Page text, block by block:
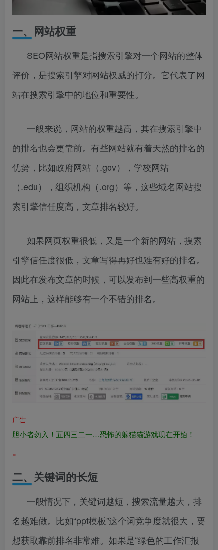
一、网站权重
SEO网站权重是指搜索引擎对一个网站的整体
评价，是搜索引擎对网站权威的打分。它代表了网
站在搜索引擎中的地位和重要性。
一般来说，网站的权重越高，其在搜索引擎中
的排名也会更靠前。有些网站就有着天然的排名的
优势，比如政府网站（.gov），学校网站
（.edu），组织机构（.org）等，这些域名网站搜
索引擎信任度高，文章排名较好。
如果网页权重很低，又是一个新的网站，搜索
引擎信任度很低，文章写得再好也难有好的排名。
因此在发布文章的时候，可以发布到一些高权重的
网站上，这样能够有一个不错的排名。
广告
胆小者勿入！五四三二一…恐怖的躲猫猫游戏现在开始！
×
二、关键词的长短
一般情况下，关键词越短，搜索流量越大，排
名越难做。比如“ppt模板”这个词竞争度就很大，要
想获取靠前排名非常难。如果是“绿色的工作汇报